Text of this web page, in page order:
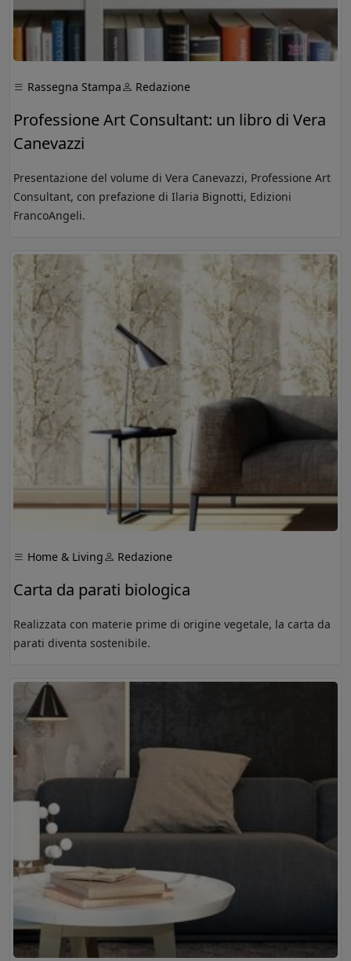
Rassegna Stampa Redazione
Professione Art Consultant: un libro di Vera
Canevazzi
Presentazione del volume di Vera Canevazzi, Professione Art
Consultant, con prefazione di Ilaria Bignotti, Edizioni
FrancoAngeli.
Home & Living Redazione
Carta da parati biologica
Realizzata con materie prime di origine vegetale, la carta da
parati diventa sostenibile.